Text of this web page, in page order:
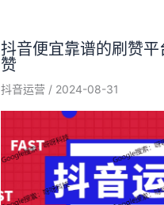
抖音便宜靠谱的刷赞
赞
抖音运营 / 2024-08-31